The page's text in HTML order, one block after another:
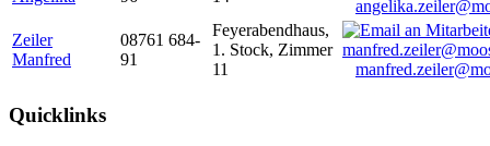
Zeiler
Manfred
08761 684-
91
Feyerabendhaus,
1. Stock, Zimmer
11
Quicklinks